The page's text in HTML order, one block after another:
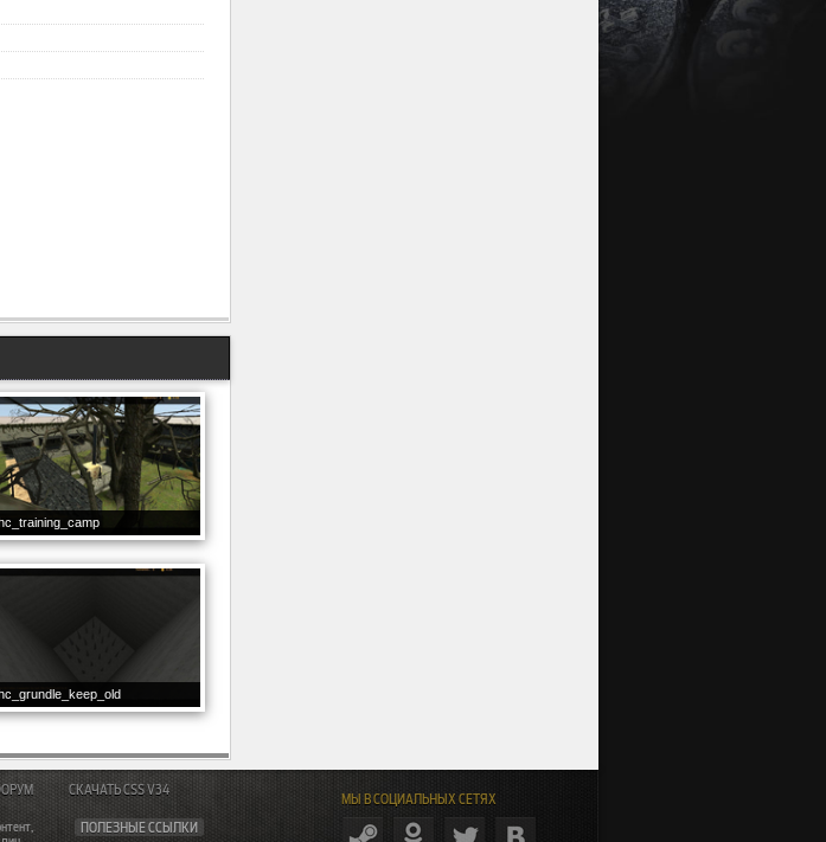
МЫ В СОЦИАЛЬНЫХ СЕТЯХ
ПОЛЕЗНЫЕ ССЫЛКИ
СКАЧАТЬ CSS V34